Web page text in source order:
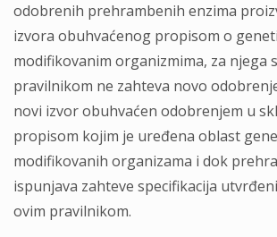
odobrenih prehrambenih enzima
izvora obuhvaćenog propisom o
modifikovanim organizmima, za njega
pravilnikom ne zahteva novo
novi izvor obuhvaćen odobrenjem u
propisom kojim je uređena oblast
modifikovanih organizama i dok
ispunjava zahteve specifikacija
ovim pravilnikom.